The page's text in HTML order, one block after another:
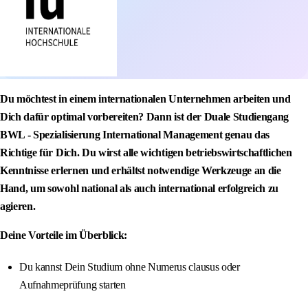
Du möchtest in einem internationalen Unternehmen arbeiten und
Dich dafür optimal vorbereiten? Dann ist der Duale Studiengang
BWL - Spezialisierung International Management genau das
Richtige für Dich. Du wirst alle wichtigen betriebswirtschaftlichen
Kenntnisse erlernen und erhältst notwendige Werkzeuge an die
Hand, um sowohl national als auch international erfolgreich zu
agieren.
Deine Vorteile im Überblick:
Du kannst Dein Studium ohne Numerus clausus oder
Aufnahmeprüfung starten